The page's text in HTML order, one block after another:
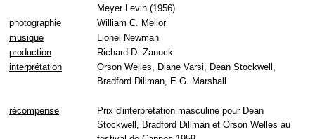
Meyer Levin (1956)
photographie
William C. Mellor
musique
Lionel Newman
production
Richard D. Zanuck
interprétation
Orson Welles, Diane Varsi, Dean Stockwell,
Bradford Dillman, E.G. Marshall
récompense
Prix d'interprétation masculine pour Dean
Stockwell, Bradford Dillman et Orson Welles au